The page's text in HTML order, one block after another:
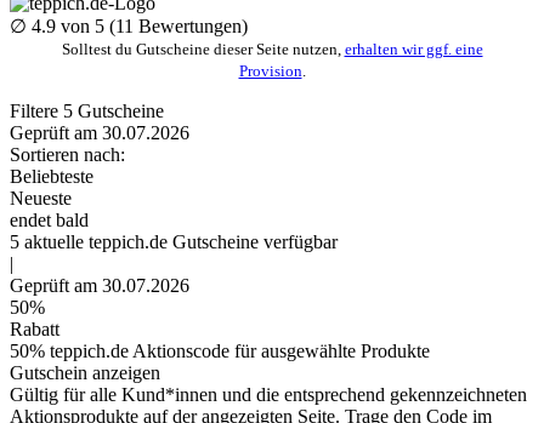
∅ 4.9 von 5 (11 Bewertungen)
Solltest du Gutscheine dieser Seite nutzen, erhalten wir ggf. eine
Provision
Filtere 5 Gutscheine
Geprüft am 30.07.2026
Sortieren nach:
Beliebteste
Neueste
endet bald
5 aktuelle teppich.de Gutscheine verfügbar
|
Geprüft am 30.07.2026
50%
Rabatt
50% teppich.de Aktionscode für ausgewählte Produkte
Gutschein anzeigen
Gültig für alle Kund*innen und die entsprechend gekennzeichneten
Aktionsprodukte auf der angezeigten Seite. Trage den Code im